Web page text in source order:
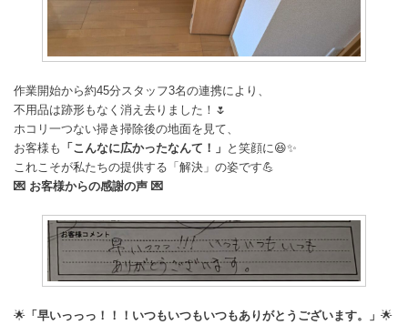
作業開始から約45分スタッフ3名の連携により、
不用品は跡形もなく消え去りました！🌷
ホコリ一つない掃き掃除後の地面を見て、
お客様も 「こんなに広かったなんて！」 と笑顔に😆✨
これこそが私たちの提供する「解決」の姿です💪
💌 お客様からの感謝の声 💌
🌟 「早いっっっ！！！いつもいつもいつもありがとうございます。」 🌟